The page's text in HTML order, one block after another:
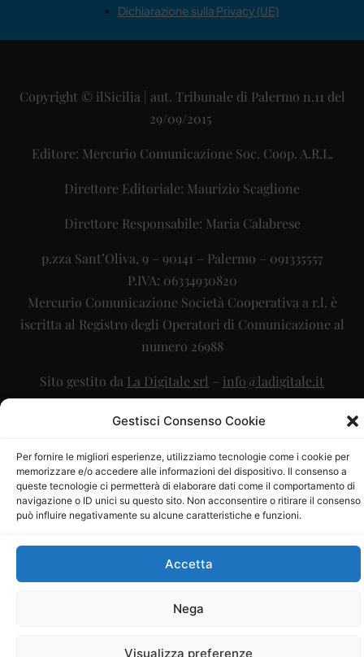
Gestisci Consenso Cookie
Per fornire le migliori esperienze, utilizziamo tecnologie come i cookie per
memorizzare e/o accedere alle informazioni del dispositivo. Il consenso a
queste tecnologie ci permetterà di elaborare dati come il comportamento di
navigazione o ID unici su questo sito. Non acconsentire o ritirare il consenso
può influire negativamente su alcune caratteristiche e funzioni.
Accetta
Nega
Visualizza preferenze
Dichiarazione sulla Privacy (UE)
Copyright © ilSicilia | aut. Tribunale di Palermo n.11 del
29/09/2015
Editore: Mercurio Comunicazione Soc. Coop. A.R.L.
Direttore Editoriale: Maurizio Scaglione
Direttore Responsabile: Maria Calabrese
p.zza Sant’Oliva, 9 – 90141 – Palermo – 091335557
P.IVA: 06334930820
Mercurio Comunicazione Società Cooperativa a r.l. è
iscritta al Registro degli Operatori di Comunicazione al
numero 26988
Sito gestito da La Digitale srl – info@ladigitale.it